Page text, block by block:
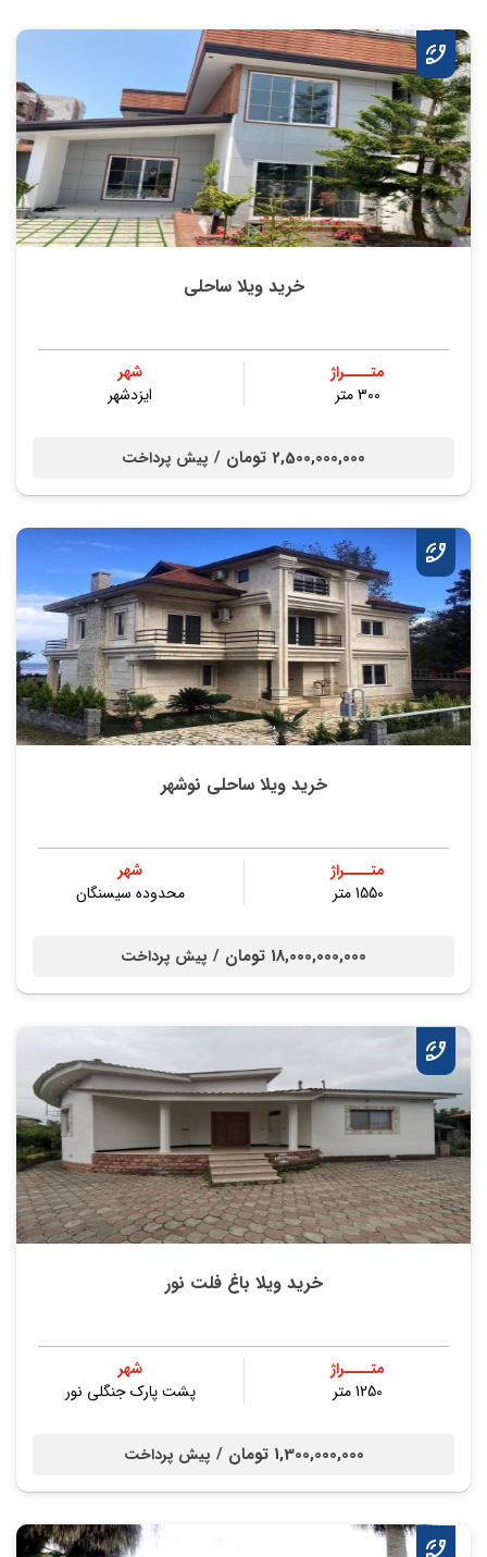
خرید ویلا ساحلی
متــــراژ
300 متر
شهر
ایزدشهر
2,500,000,000 تومان / پیش پرداخت
خرید ویلا ساحلی نوشهر
متــــراژ
1550 متر
شهر
محدوده سیسنگان
18,000,000,000 تومان / پیش پرداخت
خرید ویلا باغ فلت نور
متــــراژ
1250 متر
شهر
پشت پارک جنگلی نور
1,300,000,000 تومان / پیش پرداخت